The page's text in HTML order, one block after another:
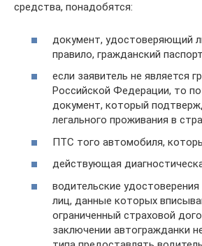
средства, понадобятся:
документ, удостоверяющий
правило, гражданский
если заявитель не является
Российской Федерации, то
документ, который
легального проживания в
ПТС того автомобиля,
действующая
водительские удостоверения
лиц, данные которых
ограниченный страховой
заключении автогражданки